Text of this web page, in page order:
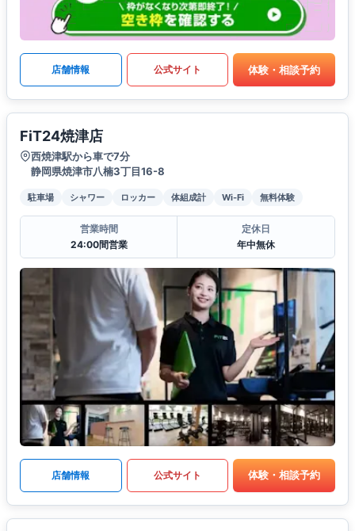
店舗情報 公式サイト 体験・相談予約
FiT24焼津店
西焼津駅から車で7分
静岡県焼津市八楠3丁目16-8
駐車場 シャワー ロッカー 体組成計 Wi-Fi 無料体験
営業時間
24:00間営業
定休日
年中無休
店舗情報 公式サイト 体験・相談予約